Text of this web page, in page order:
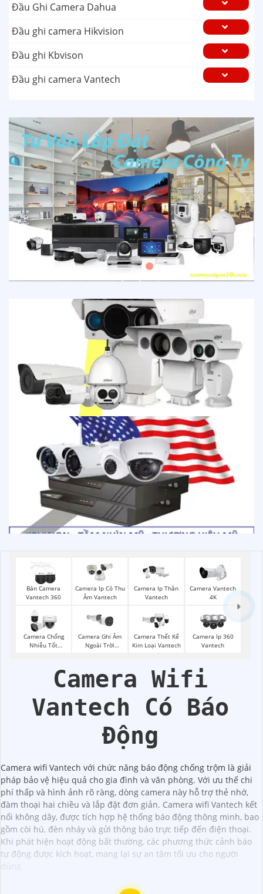
Đầu Ghi Camera Dahua
Đầu ghi camera Hikvision
Đầu ghi Kbvison
Đầu ghi camera Vantech
Bán Camera
Vantech 360
Camera Ip Có Thu
Âm Vantech
Camera Ip Thân
Vantech
Camera Vantech
4K
Camera Chống
Nhiễu Tốt
Camera Ghi Âm
Ngoài Trời
Camera Thết Kế
Kim Loại Vantech
Camera Ip 360
Vantech
Camera Wifi
Vantech Có Báo
Động
Camera wifi Vantech với chức năng báo động chống trộm là giải
pháp bảo vệ hiệu quả cho gia đình và văn phòng. Với ưu thế chi
phí thấp và hình ảnh rõ ràng, dòng camera này hỗ trợ thẻ nhớ,
đàm thoại hai chiều và lắp đặt đơn giản. Camera wifi Vantech kết
nối không dây, được tích hợp hệ thống báo động thông minh, bao
gồm còi hú, đèn nháy và gửi thông báo trực tiếp đến điện thoại.
Khi phát hiện hoạt động bất thường, các phương thức cảnh báo
tự động được kích hoạt, mang lại sự an tâm tối ưu cho người
dùng.